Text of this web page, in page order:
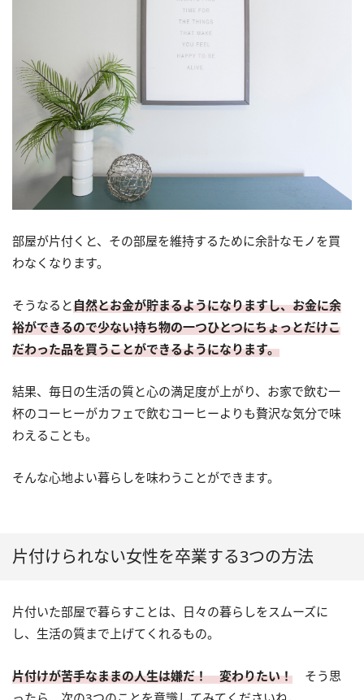
部屋が片付くと、その部屋を維持するために余計なモノを買
わなくなります。
そうなると自然とお金が貯まるようになりますし、お金に余
裕ができるので少ない持ち物の一つひとつにちょっとだけこ
だわった品を買うことができるようになります。
結果、毎日の生活の質と心の満足度が上がり、お家で飲む一
杯のコーヒーがカフェで飲むコーヒーよりも贅沢な気分で味
わえることも。
そんな心地よい暮らしを味わうことができます。
片付けられない女性を卒業する3つの方法
片付いた部屋で暮らすことは、日々の暮らしをスムーズに
し、生活の質まで上げてくれるもの。
片付けが苦手なままの人生は嫌だ！ 変わりたい！ そう思